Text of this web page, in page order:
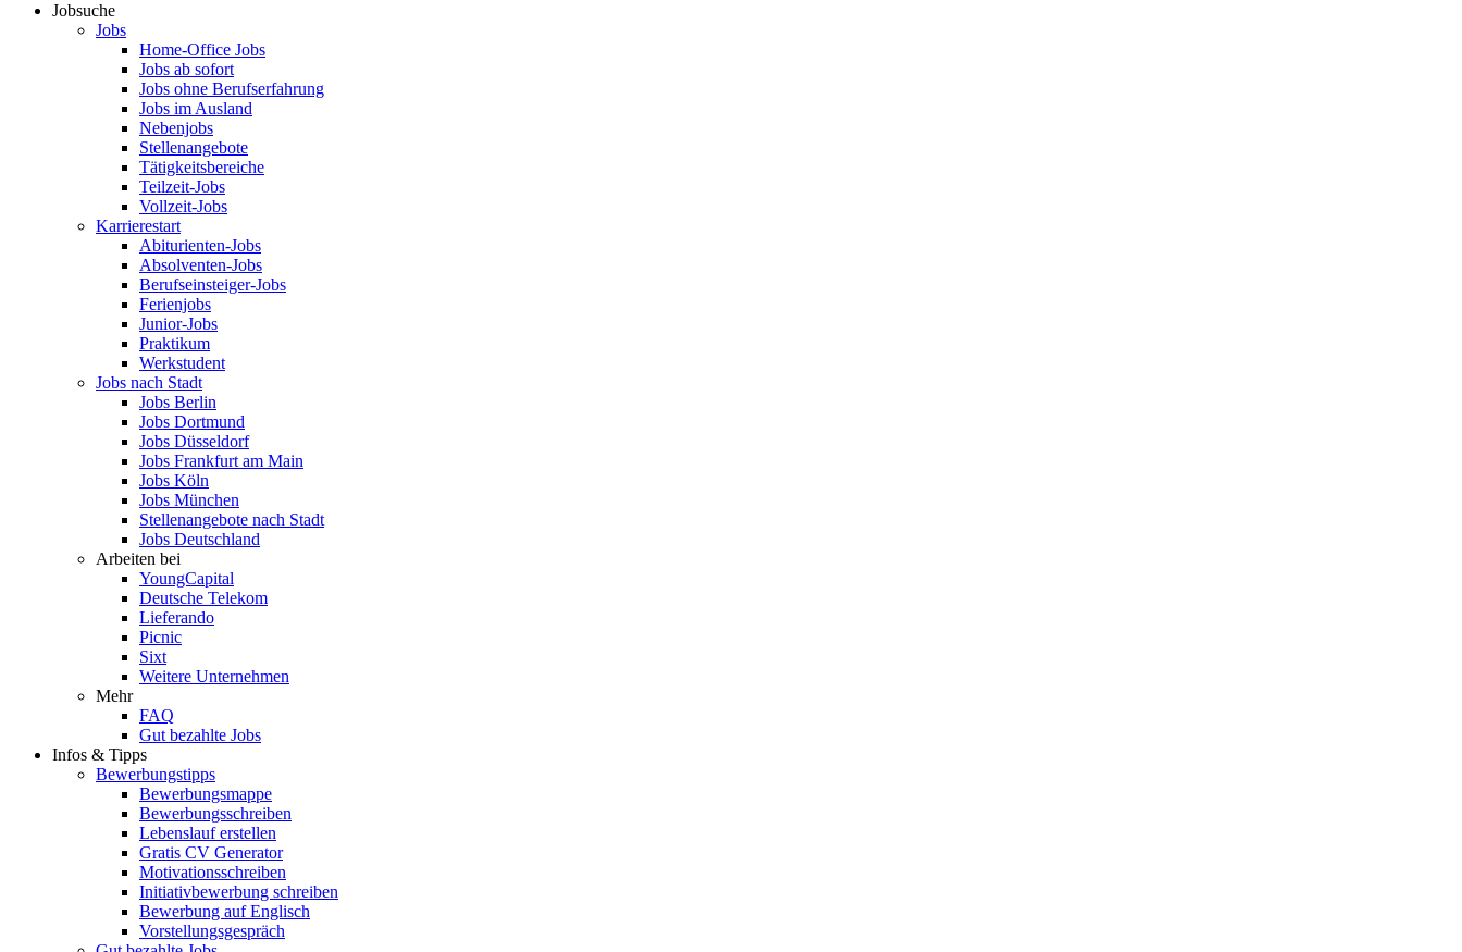
Jobsuche
Jobs
Home-Office Jobs
Jobs ab sofort
Jobs ohne Berufserfahrung
Jobs im Ausland
Nebenjobs
Stellenangebote
Tätigkeitsbereiche
Teilzeit-Jobs
Vollzeit-Jobs
Karrierestart
Abiturienten-Jobs
Absolventen-Jobs
Berufseinsteiger-Jobs
Ferienjobs
Junior-Jobs
Praktikum
Werkstudent
Jobs nach Stadt
Jobs Berlin
Jobs Dortmund
Jobs Düsseldorf
Jobs Frankfurt am Main
Jobs Köln
Jobs München
Stellenangebote nach Stadt
Jobs Deutschland
Arbeiten bei
YoungCapital
Deutsche Telekom
Lieferando
Picnic
Sixt
Weitere Unternehmen
Mehr
FAQ
Gut bezahlte Jobs
Infos & Tipps
Bewerbungstipps
Bewerbungsmappe
Bewerbungsschreiben
Lebenslauf erstellen
Gratis CV Generator
Motivationsschreiben
Initiativbewerbung schreiben
Bewerbung auf Englisch
Vorstellungsgespräch